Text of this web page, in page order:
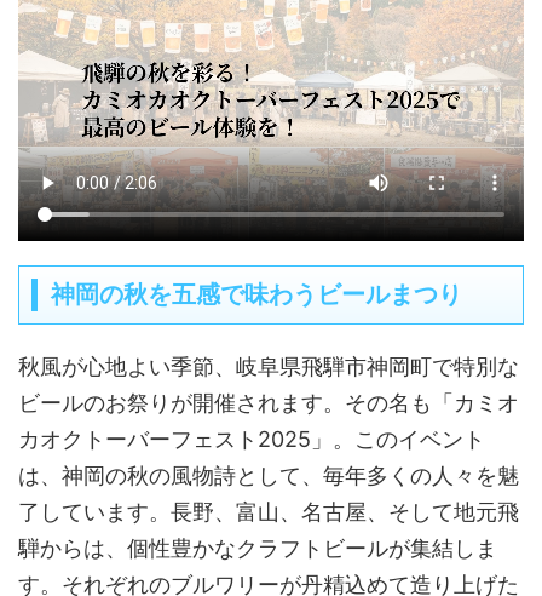
神岡の秋を五感で味わうビールまつり
秋風が心地よい季節、岐阜県飛騨市神岡町で特別な
ビールのお祭りが開催されます。その名も「カミオ
カオクトーバーフェスト2025」。このイベント
は、神岡の秋の風物詩として、毎年多くの人々を魅
了しています。長野、富山、名古屋、そして地元飛
騨からは、個性豊かなクラフトビールが集結しま
す。それぞれのブルワリーが丹精込めて造り上げた